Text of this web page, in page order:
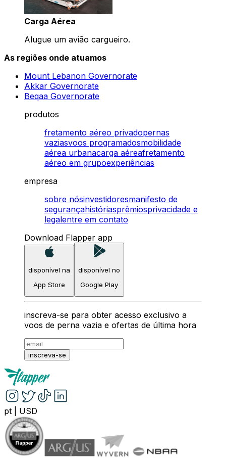
Carga Aérea
Alugue um avião cargueiro.
As regiões onde atuamos
Mount Lebanon Governorate
Akkar Governorate
Beqaa Governorate
produtos
fretamento aéreo privadopernas
vaziasvoos programadosmobilidade
aérea urbanacarga aéreafretamento
aéreo em grupoexperiências
empresa
sobre nósinvestidoresmanifesto de
segurançahistóriasprêmiosprivacidade e
legalentre em contato
Download Flapper app
disponível na
App Store
disponível no
Google Play
inscreva-se para obter acesso exclusivo a
voos de perna vazia e ofertas de última hora
inscreva-se
pt USD